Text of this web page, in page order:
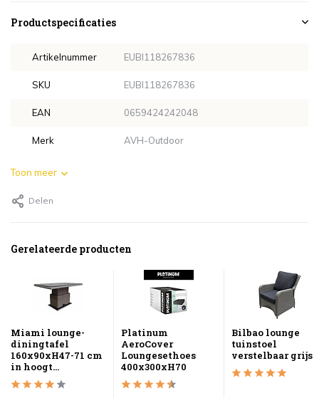
Productspecificaties
Artikelnummer EUBI118267836
SKU EUBI118267836
EAN 0659424242048
Merk AVH-Outdoor
Toon meer
Delen
Gerelateerde producten
Miami lounge-
diningtafel
160x90xH47-71 cm
in hoogt...
Platinum
AeroCover
Loungesethoes
400x300xH70
Bilbao lounge
tuinstoel
verstelbaar grijs